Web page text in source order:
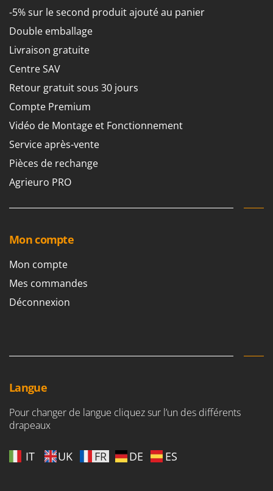
Trotec
Troy-Bilt
U
Udor
Unger
V
Verdemax
Volpi
W
Waldner
Weber
Wiper EcoRobot
Wolf Garten
Wortex
Worx
Zephir
ZGrills
Zodiac
-5% sur le second produit ajouté au panier
Double emballage
Livraison gratuite
Centre SAV
Retour gratuit sous 30 jours
Compte Premium
Vidéo de Montage et Fonctionnement
Service après-vente
Pièces de rechange
Agrieuro PRO
Mon compte
Mon compte
Mes commandes
Déconnexion
Langue
Pour changer de langue cliquez sur l’un des différents
drapeaux
IT UK FR DE ES